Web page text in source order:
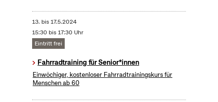
13. bis17.5.2024
15:30 bis 17:30 Uhr
Eintritt frei
Fahrradtraining für Senior*innen
Einwöchiger, kostenloser Fahrradtrainingskurs für
Menschen ab 60